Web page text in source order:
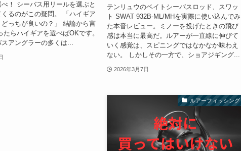
！ シーバス用リールを選ぶと
くるのがこの疑問。 「ハイギア
どっちが良いの？」 結論から言
たらハイギアを選べばOKです。
アングラーの多くは...
テンリュウのベイトシーバスロッド、スワッ
ト SWAT 932B-ML/MHを実際に使い込んでみ
た本音レビュー。ミノーを投げたときの飛び
感は本当に最高だ。ルアーが一直線に伸びて
いく感覚は、スピニングではなかなか味わえ
ない。 しかしその一方で、ショアジギング...
2026年3月7日
ルアーフィッシング